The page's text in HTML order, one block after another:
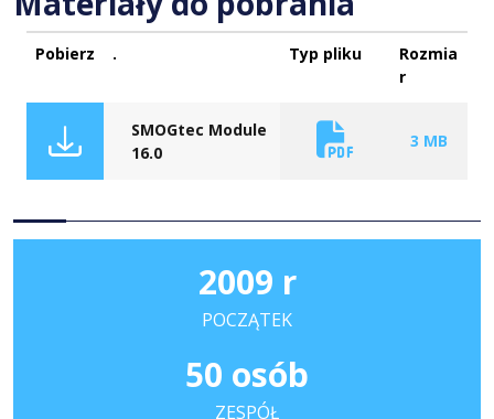
Pobierz . Typ pliku
Rozmia
r
SMOGtec Module
16.0
3 MB
2009 r
POCZĄTEK
50 osób
ZESPÓŁ